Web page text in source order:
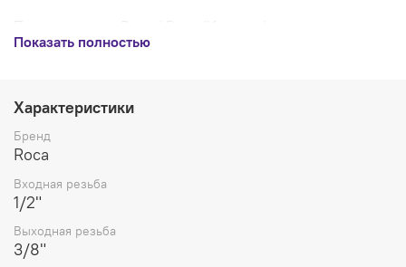
Используется в инсталляциях Roca PRO/DUPLO WC
Диаметр резьбы подключения к водопроводу- 1/2
наружный, диаметр резьбы подключения шланга
Материал - латунь.
Тип крана - шаровой.
Показать полностью
Характеристики
Бренд
Roca
Входная резьба
1/2"
Выходная резьба
3/8"